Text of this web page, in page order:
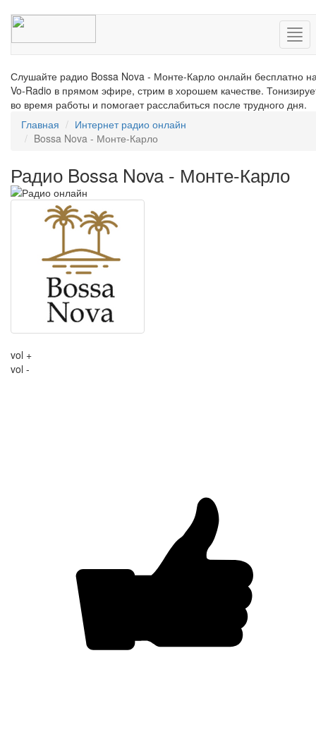
Слушайте радио Bossa Nova - Монте-Карло онлайн бесплатно
Vo-Radio в прямом эфире, стрим в хорошем качестве.
во время работы и помогает расслабиться после трудного дня.
Главная
Интернет радио онлайн
Bossa Nova - Монте-Карло
Радио Bossa Nova - Монте-Карло
vol +
vol -